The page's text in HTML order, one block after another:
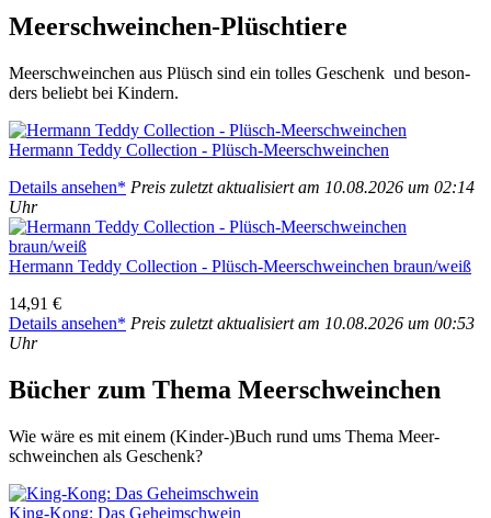
Meer­schwein­chen-Plüsch­tie­re
Meer­schwein­chen aus Plüsch sind ein tol­les Geschenk und beson­
ders beliebt bei Kin­dern.
Her­mann Ted­dy Coll­ec­tion - Plüsch-Meer­schwein­chen
Details anse­hen* Preis zuletzt aktua­li­siert am 10.08.2026 um 02:14
Uhr
Her­mann Ted­dy Coll­ec­tion - Plüsch-Meer­schwein­chen braun/​weiß
14,91 €
Details anse­hen* Preis zuletzt aktua­li­siert am 10.08.2026 um 00:53
Uhr
Bücher zum The­ma Meer­schwein­chen
Wie wäre es mit einem (Kinder-)Buch rund ums The­ma Meer­
schwein­chen als Geschenk?
King-Kong: Das Geheim­schwein